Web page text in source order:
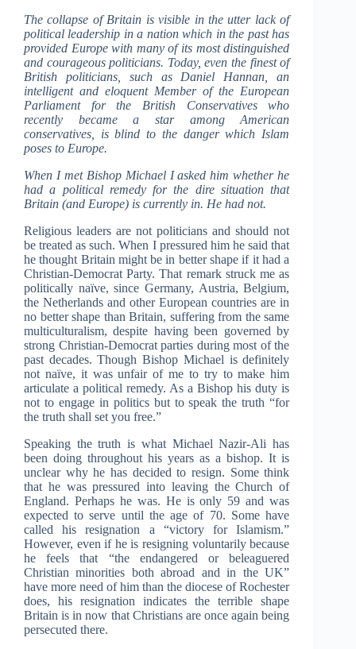
The collapse of Britain is visible in the utter lack of
political leadership in a nation which in the past has
provided Europe with many of its most distinguished
and courageous politicians. Today, even the finest of
British politicians, such as Daniel Hannan, an
intelligent and eloquent Member of the European
Parliament for the British Conservatives who
recently became a star among American
conservatives, is blind to the danger which Islam
poses to Europe.
When I met Bishop Michael I asked him whether he
had a political remedy for the dire situation that
Britain (and Europe) is currently in. He had not.
Religious leaders are not politicians and should not
be treated as such. When I pressured him he said that
he thought Britain might be in better shape if it had a
Christian-Democrat Party. That remark struck me as
politically naïve, since Germany, Austria, Belgium,
the Netherlands and other European countries are in
no better shape than Britain, suffering from the same
multiculturalism, despite having been governed by
strong Christian-Democrat parties during most of the
past decades. Though Bishop Michael is definitely
not naïve, it was unfair of me to try to make him
articulate a political remedy. As a Bishop his duty is
not to engage in politics but to speak the truth “for
the truth shall set you free.”
Speaking the truth is what Michael Nazir-Ali has
been doing throughout his years as a bishop. It is
unclear why he has decided to resign. Some think
that he was pressured into leaving the Church of
England. Perhaps he was. He is only 59 and was
expected to serve until the age of 70. Some have
called his resignation a “victory for Islamism.”
However, even if he is resigning voluntarily because
he feels that “the endangered or beleaguered
Christian minorities both abroad and in the UK”
have more need of him than the diocese of Rochester
does, his resignation indicates the terrible shape
Britain is in now that Christians are once again being
persecuted there.